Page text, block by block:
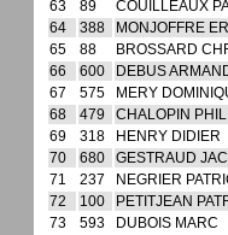
63
89
COUILLEAUX
64
388
MONJOFFRE
65
88
BROSSARD
66
600
DEBUS
67
575
MERY
68
479
CHALOPIN
69
318
HENRY DIDIER
70
680
GESTRAUD
71
237
NEGRIER
72
100
PETITJEAN
73
593
DUBOIS MARC